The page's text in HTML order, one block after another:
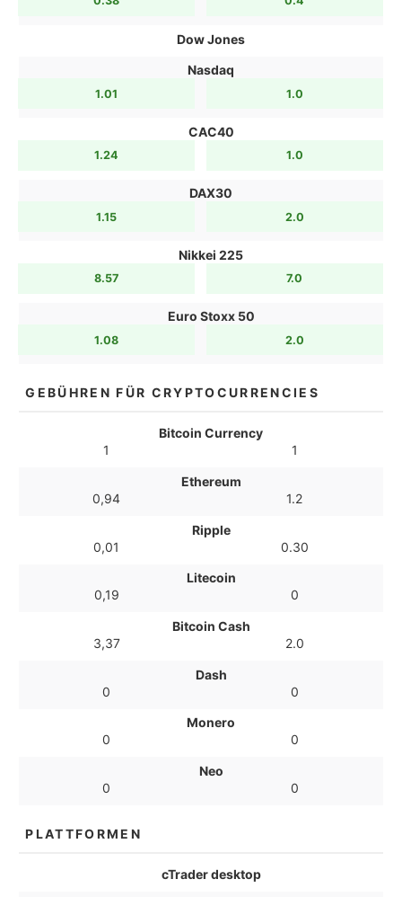
Dow Jones
Nasdaq
1.01 1.0
CAC40
1.24 1.0
DAX30
1.15 2.0
Nikkei 225
8.57 7.0
Euro Stoxx 50
1.08 2.0
GEBÜHREN FÜR CRYPTOCURRENCIES
Bitcoin Currency
1
1
Ethereum
0,94
1.2
Ripple
0,01
0.30
Litecoin
0,19
0
Bitcoin Cash
3,37
2.0
Dash
0
0
Monero
0
0
Neo
0
0
PLATTFORMEN
cTrader desktop